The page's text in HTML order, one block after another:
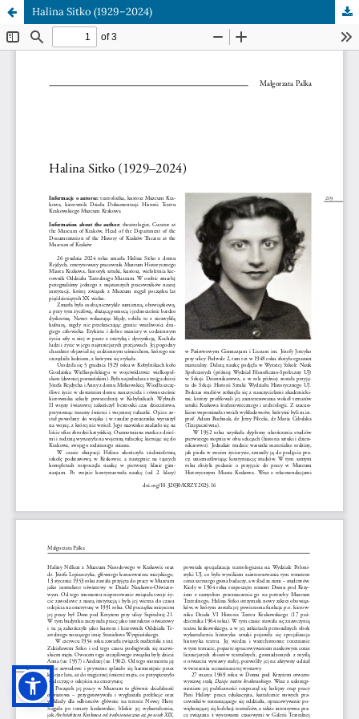
Halina Sitko (1929–2024)